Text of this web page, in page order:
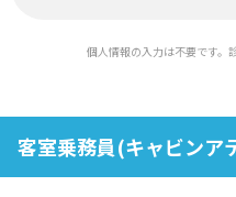
個人情報の入力は不要です。
客室乗務員(キャビンア